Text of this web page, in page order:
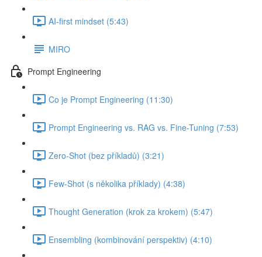
AI-first mindset (5:43)
MIRO
Prompt Engineering
Co je Prompt Engineering (11:30)
Prompt Engineering vs. RAG vs. Fine-Tuning (7:53)
Zero-Shot (bez příkladů) (3:21)
Few-Shot (s několika příklady) (4:38)
Thought Generation (krok za krokem) (5:47)
Ensembling (kombinování perspektiv) (4:10)